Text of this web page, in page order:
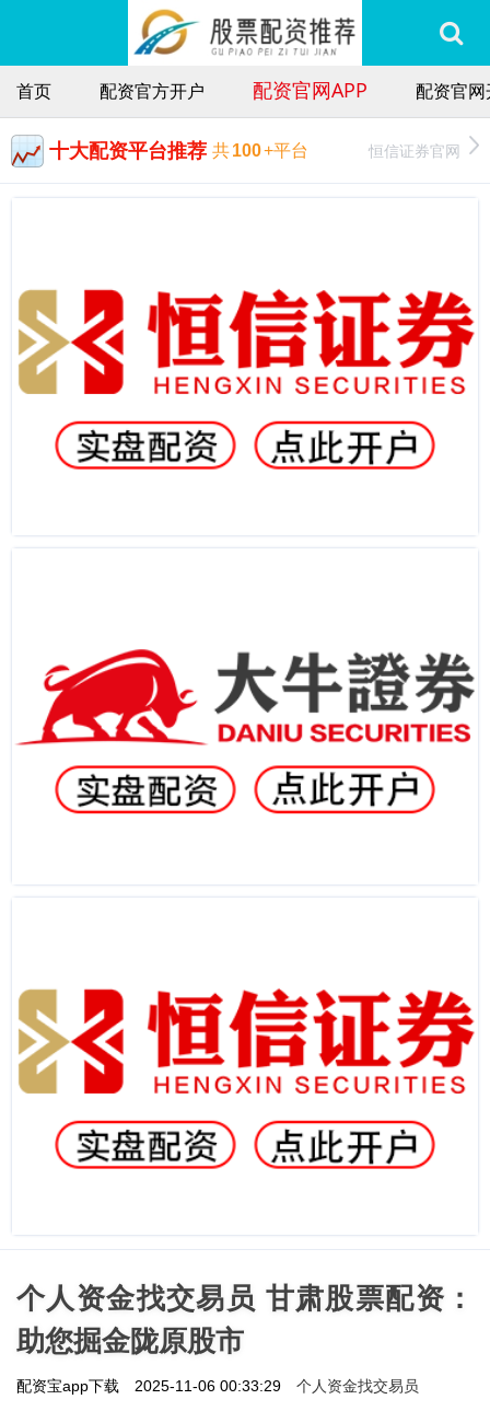
首页 配资官方开户 配资官网APP 配资官
十大配资平台推荐 共100+平台 恒信证券官网
个人资金找交易员 甘肃股票配资：
助您掘金陇原股市
配资宝app下载 2025-11-06 00:33:29 个人资金找交易员